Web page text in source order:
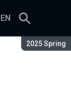
Сезон:
2025 Spring
EN